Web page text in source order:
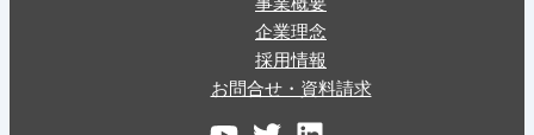
企業理念
採用情報
お問合せ・資料請求